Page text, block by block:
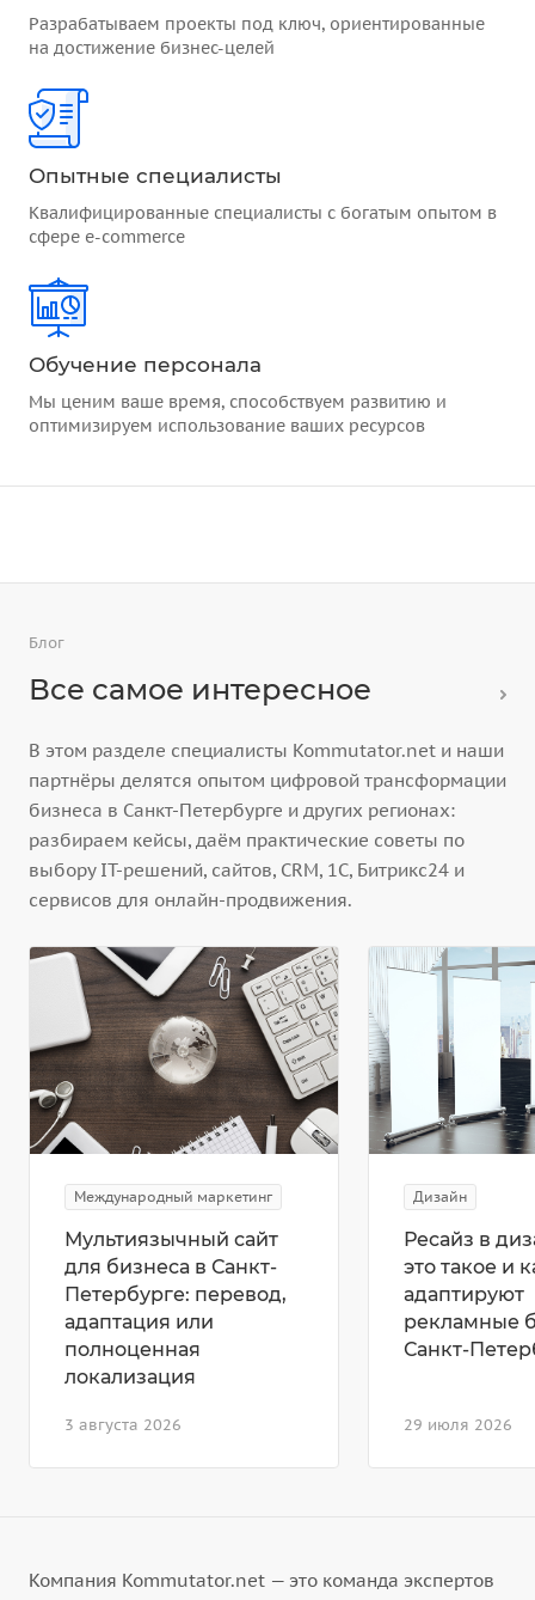
Разрабатываем проекты под ключ, ориентированные
на достижение бизнес-целей
Опытные специалисты
Квалифицированные специалисты с богатым опытом в
сфере e-commerce
Обучение персонала
Мы ценим ваше время, способствуем развитию и
оптимизируем использование ваших ресурсов
Блог
Все самое интересное
В этом разделе специалисты Kommutator.net и наши
партнёры делятся опытом цифровой трансформации
бизнеса в Санкт-Петербурге и других регионах:
разбираем кейсы, даём практические советы по
выбору IT-решений, сайтов, CRM, 1С, Битрикс24 и
сервисов для онлайн-продвижения.
Международный маркетинг
3 августа 2026
Мультиязычный сайт
для бизнеса в Санкт-
Петербурге: перевод,
адаптация или
полноценная
локализация
Дизайн
29 июля 2026
Ресайз в
это такое и
адаптируют
рекламные
Санкт-
Компания Kommutator.net — это команда экспертов